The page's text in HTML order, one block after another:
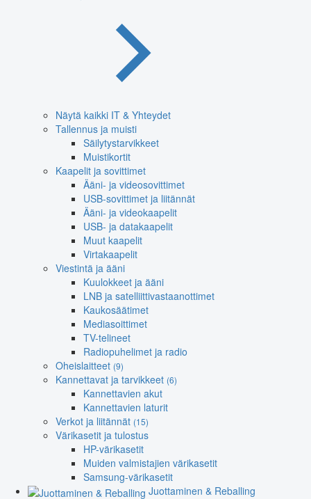
Näytä kaikki IT & Yhteydet
Tallennus ja muisti
Säilytystarvikkeet
Muistikortit
Kaapelit ja sovittimet
Ääni- ja videosovittimet
USB-sovittimet ja liitännät
Ääni- ja videokaapelit
USB- ja datakaapelit
Muut kaapelit
Virtakaapelit
Viestintä ja ääni
Kuulokkeet ja ääni
LNB ja satelliittivastaanottimet
Kaukosäätimet
Mediasoittimet
TV-telineet
Radiopuhelimet ja radio
Oheislaitteet (9)
Kannettavat ja tarvikkeet (6)
Kannettavien akut
Kannettavien laturit
Verkot ja liitännät (15)
Värikasetit ja tulostus
HP-värikasetit
Muiden valmistajien värikasetit
Samsung-värikasetit
Juottaminen & Reballing